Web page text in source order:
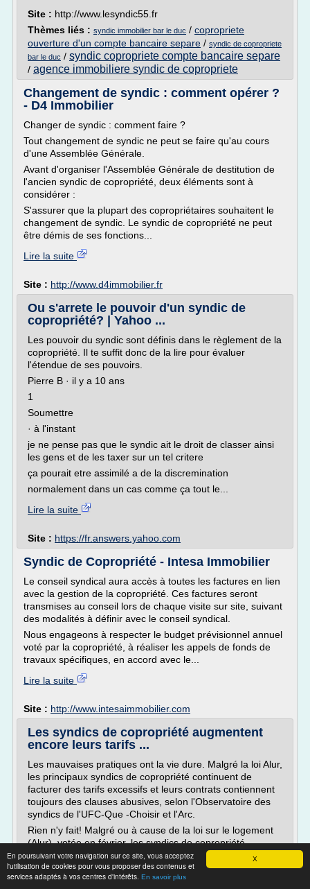
X
En poursuivant votre navigation sur ce site, vous acceptez
l'utilisation de cookies pour vous proposer des contenus et
services adaptés à vos centres d'intérêts. En savoir plus
Site : http://www.lesyndic55.fr
Thèmes liés : syndic immobilier bar le duc / copropriete
ouverture d'un compte bancaire separe / syndic de copropriete
bar le duc / syndic copropriete compte bancaire separe
/ agence immobiliere syndic de copropriete
Changement de syndic : comment opérer ?
- D4 Immobilier
Changer de syndic : comment faire ?
Tout changement de syndic ne peut se faire qu'au cours
d'une Assemblée Générale.
Avant d'organiser l'Assemblée Générale de destitution de
l'ancien syndic de copropriété, deux éléments sont à
considérer :
S'assurer que la plupart des copropriétaires souhaitent le
changement de syndic. Le syndic de copropriété ne peut
être démis de ses fonctions...
Lire la suite
Site : http://www.d4immobilier.fr
Ou s'arrete le pouvoir d'un syndic de
copropriété? | Yahoo ...
Les pouvoir du syndic sont définis dans le règlement de la
copropriété. Il te suffit donc de la lire pour évaluer
l'étendue de ses pouvoirs.
Pierre B · il y a 10 ans
1
Soumettre
· à l'instant
je ne pense pas que le syndic ait le droit de classer ainsi
les gens et de les taxer sur un tel critere
ça pourait etre assimilé a de la discremination
normalement dans un cas comme ça tout le...
Lire la suite
Site : https://fr.answers.yahoo.com
Syndic de Copropriété - Intesa Immobilier
Le conseil syndical aura accès à toutes les factures en lien
avec la gestion de la copropriété. Ces factures seront
transmises au conseil lors de chaque visite sur site, suivant
des modalités à définir avec le conseil syndical.
Nous engageons à respecter le budget prévisionnel annuel
voté par la copropriété, à réaliser les appels de fonds de
travaux spécifiques, en accord avec le...
Lire la suite
Site : http://www.intesaimmobilier.com
Les syndics de copropriété augmentent
encore leurs tarifs ...
Les mauvaises pratiques ont la vie dure. Malgré la loi Alur,
les principaux syndics de copropriété continuent de
facturer des tarifs excessifs et leurs contrats contiennent
toujours des clauses abusives, selon l'Observatoire des
syndics de l'UFC-Que -Choisir et l'Arc.
Rien n'y fait! Malgré ou à cause de la loi sur le logement
(Alur), votée en février, les syndics de copropriété...
Lire la suite